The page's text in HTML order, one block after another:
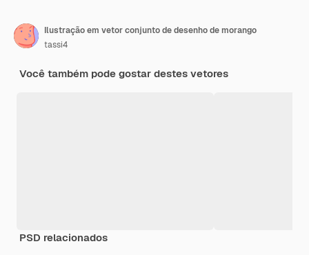
Ilustração em vetor conjunto de desenho de morango
tassi4
Você também pode gostar destes vetores
PSD relacionados